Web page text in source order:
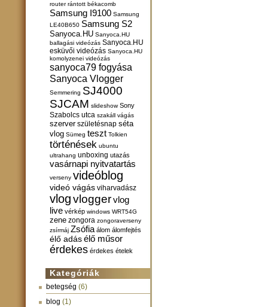
router rántott békacomb
Samsung I9100 Samsung
LE40B650 Samsung S2
Sanyoca.HU Sanyoca.HU
ballagási videózás Sanyoca.HU
esküvői videózás Sanyoca.HU
komolyzenei videózás
sanyoca79 fogyása
Sanyoca Vlogger
Semmering SJ4000
SJCAM slideshow Sony
Szabolcs utca szakáll vágás
szerver születésnap séta
vlog Sümeg teszt Tolkien
történések ubuntu
ultrahang unboxing utazás
vasárnapi nyitvatartás
verseny videóblog
videó vágás viharvadász
vlogvloggervlog
live vérkép windows WRT54G
zene zongora zongoraverseny
zsírmáj Zsófia álom álomfejtés
élő adás élő műsor
érdekes érdekes ételek
Kategóriák
betegség (6)
blog (1)